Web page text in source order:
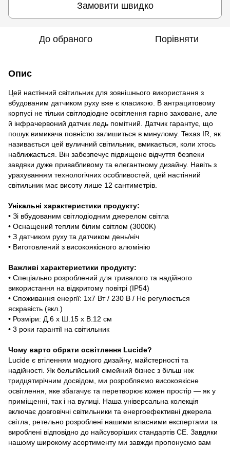
Замовити швидко
До обраного Порівняти
Опис
Цей настінний світильник для зовнішнього використання з
вбудованим датчиком руху вже є класикою. В антрацитовому
корпусі не тільки світлодіодне освітлення гарно заховане, але
й інфрачервоний датчик ледь помітний. Датчик гарантує, що
пошук вимикача повністю залишиться в минулому. Texas IR, як
називається цей вуличний світильник, вмикається, коли хтось
наближається. Він забезпечує підвищене відчуття безпеки
завдяки дуже привабливому та елегантному дизайну. Навіть з
урахуванням технологічних особливостей, цей настінний
світильник має висоту лише 12 сантиметрів.
Унікальні характеристики продукту:
• Зі вбудованим світлодіодним джерелом світла
• Оснащений теплим білим світлом (3000K)
• З датчиком руху та датчиком день/ніч
• Виготовлений з високоякісного алюмінію
Важливі характеристики продукту:
• Спеціально розроблений для тривалого та надійного
використання на відкритому повітрі (IP54)
• Споживання енергії: 1x7 Вт / 230 В / Не регулюється
яскравість (вкл.)
• Розміри: Д.6 x Ш.15 x В.12 см
• 3 роки гарантії на світильник
Чому варто обрати освітлення Lucide?
Lucide є втіленням модного дизайну, майстерності та
надійності. Як бельгійський сімейний бізнес з більш ніж
тридцятирічним досвідом, ми розробляємо високоякісне
освітлення, яке збагачує та перетворює кожен простір — як у
приміщенні, так і на вулиці. Наша універсальна колекція
включає довговічні світильники та енергоефективні джерела
світла, ретельно розроблені нашими власними експертами та
вироблені відповідно до найсуворіших стандартів CE. Завдяки
нашому широкому асортименту ми завжди пропонуємо вам